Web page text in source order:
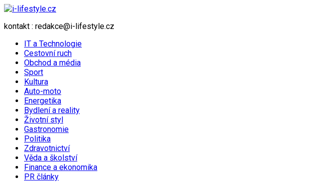
kontakt : redakce@i-lifestyle.cz
IT a Technologie
Cestovní ruch
Obchod a média
Sport
Kultura
Auto-moto
Energetika
Bydlení a reality
Životní styl
Gastronomie
Politika
Zdravotnictví
Věda a školství
Finance a ekonomika
PR články